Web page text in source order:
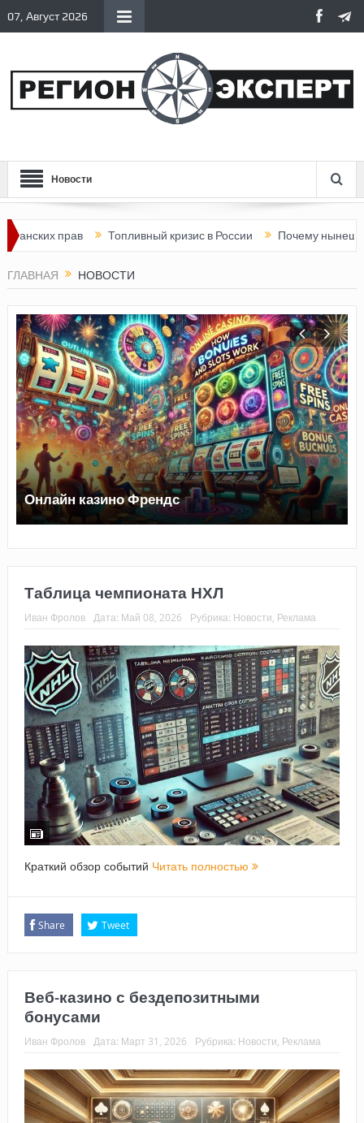
07, Август 2026
Новости
Топливный кризис в России Почему нынешняя Россия
ГЛАВНАЯ НОВОСТИ
Онлайн казино Френдс
Таблица чемпионата НХЛ
Иван Фролов Дата: Май 08, 2026 Рубрика: Новости Реклама
Краткий обзор событий Читать полностью
Share Tweet
Веб-казино с бездепозитными
бонусами
Иван Фролов Дата: Март 31, 2026 Рубрика: Новости Реклама